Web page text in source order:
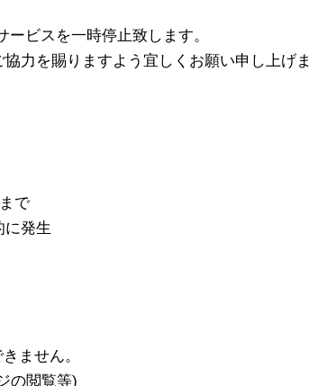
ビスを一時停止致します。
力を賜りますよう宜しくお願い申し上げま
で
発生
せん。
覧等)